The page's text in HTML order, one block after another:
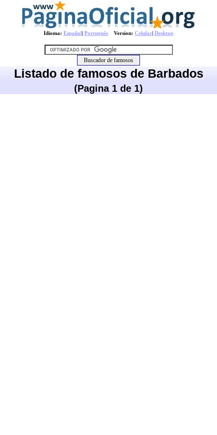
Idioma: Español| Português Version: Celular| Desktop
Listado de famosos de Barbados
(Pagina 1 de 1)